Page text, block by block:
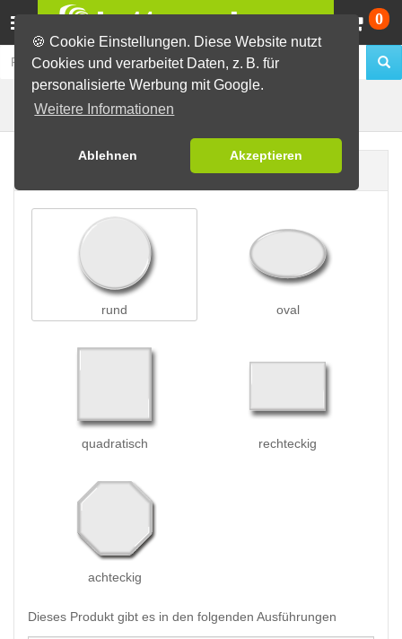
🍪 Cookie Einstellungen. Diese Website nutzt
Cookies und verarbeitet Daten, z. B. für
personalisierte Werbung mit Google.
Weitere Informationen
Ablehnen Akzeptieren
0
Buttons erstellen Clip-Buttons
rund oval
quadratisch rechteckig
achteckig
Dieses Produkt gibt es in den folgenden Ausführungen